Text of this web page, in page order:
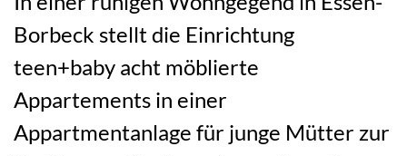
Borbeck stellt die Einrichtung
teen+baby acht möblierte
Appartements in einer
Appartmentanlage für junge Mütter zur